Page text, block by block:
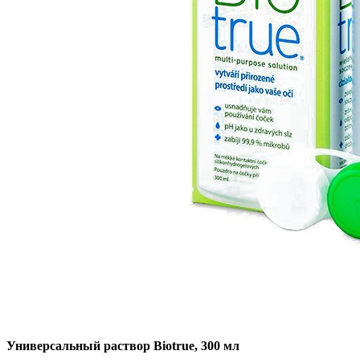
Универсальный раствор Biotrue, 300 мл